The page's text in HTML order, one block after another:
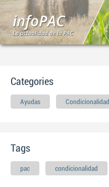
Categories
Ayudas Condicionalidad
Tags
pac condicionalidad